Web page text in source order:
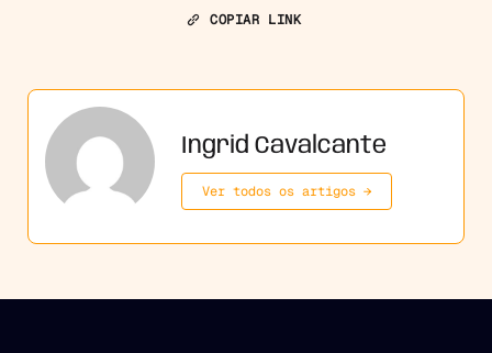
COPIAR LINK
Ingrid Cavalcante
Ver todos os artigos →